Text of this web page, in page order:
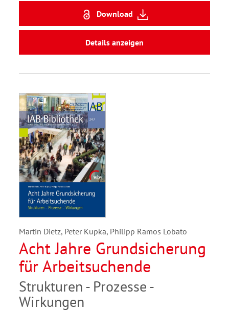
Download
Details anzeigen
Martin Dietz, Peter Kupka, Philipp Ramos Lobato
Acht Jahre Grundsicherung
für Arbeitsuchende
Strukturen - Prozesse -
Wirkungen